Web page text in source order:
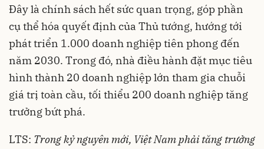
Đây là chính sách hết sức quan trọng, góp phần
cụ thể hóa quyết định của Thủ tướng, hướng tới
phát triển 1.000 doanh nghiệp tiên phong đến
năm 2030. Trong đó, nhà điều hành đặt mục tiêu
hình thành 20 doanh nghiệp lớn tham gia chuỗi
giá trị toàn cầu, tối thiểu 200 doanh nghiệp tăng
trưởng bứt phá.
LTS: Trong kỷ nguyên mới, Việt Nam phải tăng trưởng